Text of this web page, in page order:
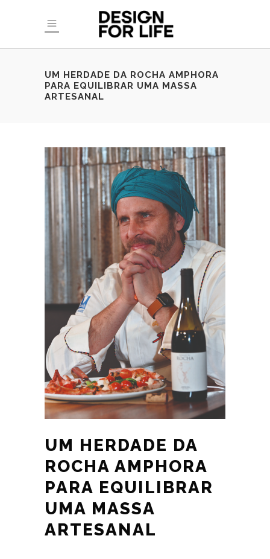
UM HERDADE DA ROCHA AMPHORA
PARA EQUILIBRAR UMA MASSA
ARTESANAL
UM HERDADE DA
ROCHA AMPHORA
PARA EQUILIBRAR
UMA MASSA
ARTESANAL